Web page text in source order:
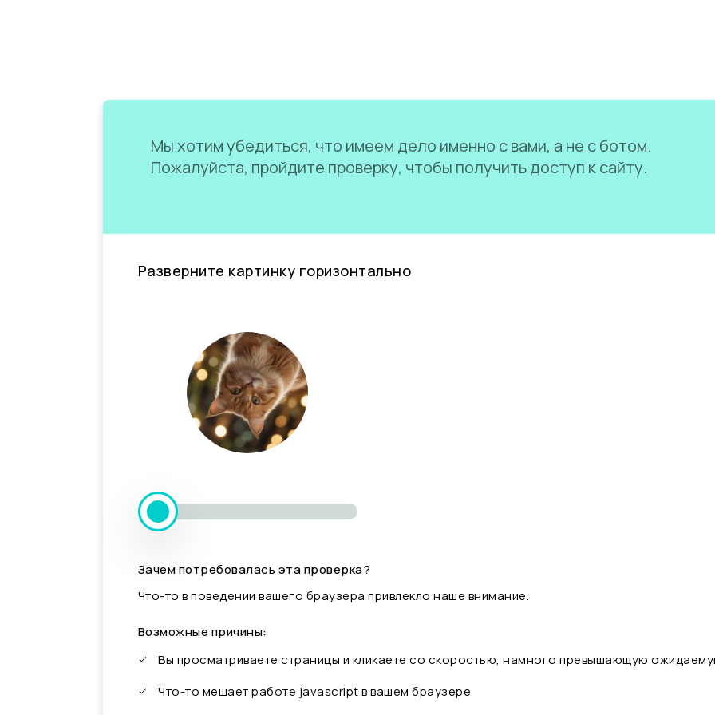
Мы хотим убедиться, что имеем дело именно с вами, а не с ботом.
Пожалуйста, пройдите проверку, чтобы получить доступ к сайту.
Разверните картинку горизонтально
Зачем потребовалась эта проверка?
Что-то в поведении вашего браузера привлекло наше внимание.
Возможные причины:
Вы просматриваете страницы и кликаете со скоростью, намного превышающую
Что-то мешает работе javascript в вашем браузере